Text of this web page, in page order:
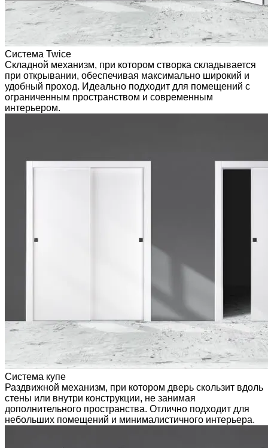
Система Twice
Складной механизм, при котором створка складывается
при открывании, обеспечивая максимально широкий и
удобный проход. Идеально подходит для помещений с
ограниченным пространством и современным
интерьером.
Система купе
Раздвижной механизм, при котором дверь скользит вдоль
стены или внутри конструкции, не занимая
дополнительного пространства. Отлично подходит для
небольших помещений и минималистичного интерьера.